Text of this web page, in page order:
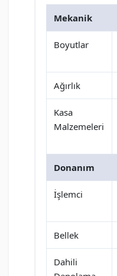
Mekanik
Boyutlar
Ağırlık
Kasa
Malzemeleri
Donanım
İşlemci
Bellek
Dahili